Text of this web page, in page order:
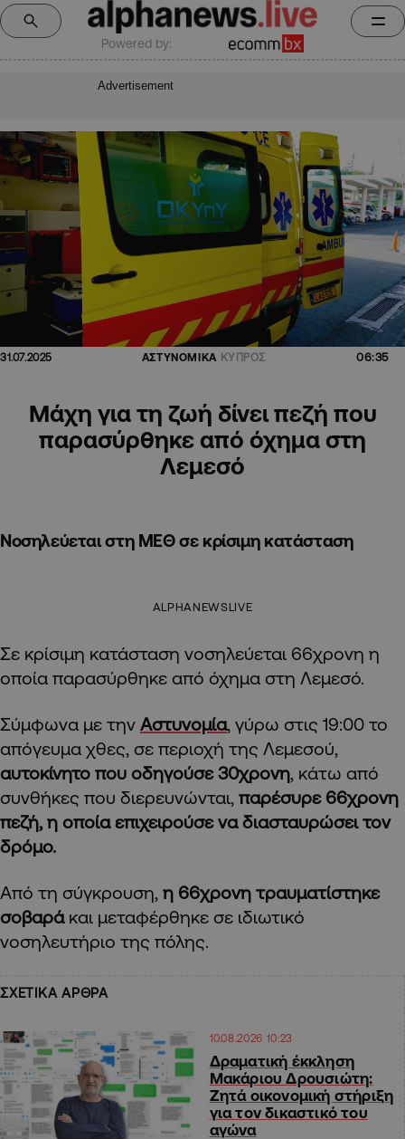
Powered by:
Advertisement
31.07.2025 ΑΣΤΥΝΟΜΙΚΑ ΚΥΠΡΟΣ 06:35
Μάχη για τη ζωή δίνει πεζή που
παρασύρθηκε από όχημα στη
Λεμεσό
Νοσηλεύεται στη ΜΕΘ σε κρίσιμη κατάσταση
ALPHANEWSLIVE
Σε κρίσιμη κατάσταση νοσηλεύεται 66χρονη η
οποία παρασύρθηκε από όχημα στη Λεμεσό.
Σύμφωνα με την Αστυνομία, γύρω στις 19:00 το
απόγευμα χθες, σε περιοχή της Λεμεσού,
αυτοκίνητο που οδηγούσε 30χρονη, κάτω από
συνθήκες που διερευνώνται, παρέσυρε 66χρονη
πεζή, η οποία επιχειρούσε να διασταυρώσει τον
δρόμο.
Από τη σύγκρουση, η 66χρονη τραυματίστηκε
σοβαράκαι μεταφέρθηκε σε ιδιωτικό
νοσηλευτήριο της πόλης.
ΣΧΕΤΙΚΑ ΑΡΘΡΑ
10.08.2026 10:23
Δραματική έκκληση
Μακάριου Δρουσιώτη:
Ζητά οικονομική στήριξη
για τον δικαστικό του
αγώνα